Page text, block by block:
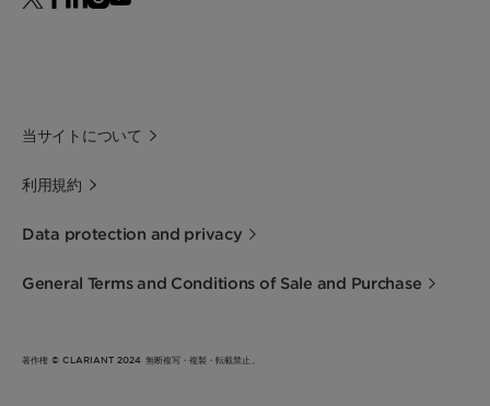
当サイトについて
利用規約
Data protection and privacy
General Terms and Conditions of Sale and Purchase
著作権 © CLARIANT 2024 無断複写・複製・転載禁止。